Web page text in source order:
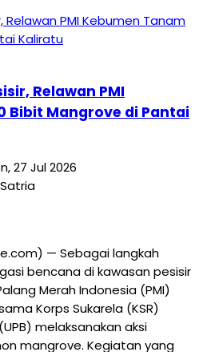
Relawan PMI
Bibit Mangrove di Pantai
27 Jul 2026
— Sebagai langkah
bencana di kawasan pesisir
Merah Indonesia (PMI)
Korps Sukarela (KSR)
melaksanakan aksi
mangrove. Kegiatan yang